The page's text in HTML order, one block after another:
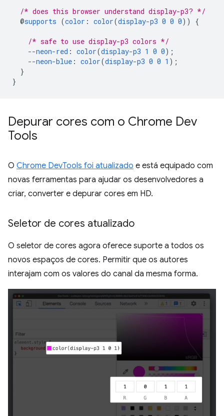
/* does this browser understand display-p3? */
@supports (color : color(display-p3 0 0 0)) {
/* safe to use display-p3 colors */
--neon-red : color(display-p3 1 0 0);
--neon-blue : color(display-p3 0 0 1 );
}
}
Depurar cores com o Chrome Dev
Tools
O Chrome DevTools foi atualizado e está equipado com
novas ferramentas para ajudar os desenvolvedores a
criar, converter e depurar cores em HD.
Seletor de cores atualizado
O seletor de cores agora oferece suporte a todos os
novos espaços de cores. Permitir que os autores
interajam com os valores do canal da mesma forma.